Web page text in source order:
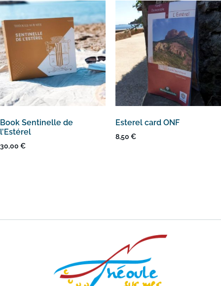
Book Sentinelle de
l’Estérel
30,00 €
Esterel card ONF
8,50 €